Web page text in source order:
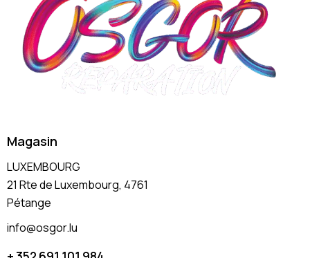
Magasin
LUXEMBOURG
21 Rte de Luxembourg, 4761
Pétange
info@osgor.lu